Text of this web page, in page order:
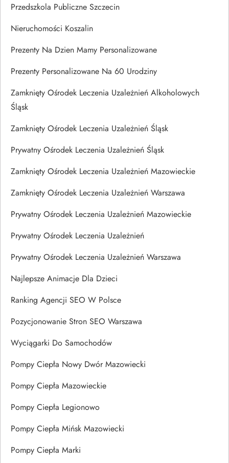
Przedszkola Publiczne Szczecin
Nieruchomości Koszalin
Prezenty Na Dzien Mamy Personalizowane
Prezenty Personalizowane Na 60 Urodziny
Zamknięty Ośrodek Leczenia Uzależnień Alkoholowych
Śląsk
Zamknięty Ośrodek Leczenia Uzależnień Śląsk
Prywatny Ośrodek Leczenia Uzależnień Śląsk
Zamknięty Ośrodek Leczenia Uzależnień Mazowieckie
Zamknięty Ośrodek Leczenia Uzależnień Warszawa
Prywatny Ośrodek Leczenia Uzależnień Mazowieckie
Prywatny Ośrodek Leczenia Uzależnień
Prywatny Ośrodek Leczenia Uzależnień Warszawa
Najlepsze Animacje Dla Dzieci
Ranking Agencji SEO W Polsce
Pozycjonowanie Stron SEO Warszawa
Wyciągarki Do Samochodów
Pompy Ciepła Nowy Dwór Mazowiecki
Pompy Ciepła Mazowieckie
Pompy Ciepła Legionowo
Pompy Ciepła Mińsk Mazowiecki
Pompy Ciepła Marki